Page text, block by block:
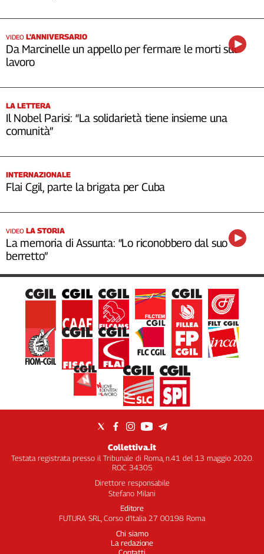
VIDEO L'ANNIVERSARIO
Da Marcinelle un appello per fermare le morti sul
lavoro
LA LETTERA
Il Nobel Parisi: “La solidarietà tiene insieme una
comunità”
INTERNAZIONALE
Flai Cgil, parte la brigata per Cuba
VIDEO LA STORIA
La memoria di Assunta: “Lo riconobbero dal suo
berretto”
Collettiva.it
Testata registrata presso il Tribunale di Roma, n.41 del 13 maggio 2020.
ROC 34305
Direttore responsabile
Stefano Milani
Editore
FUTURA SRL, Corso d’Italia 27 00198 Roma
Chi siamo
La redazione
Contatti